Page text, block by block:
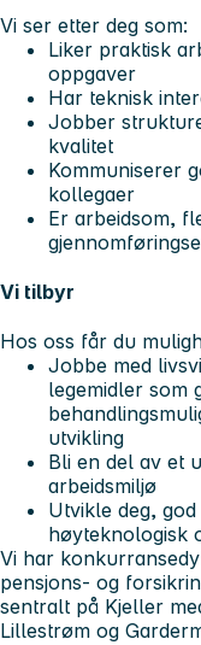
Vi ser etter deg som:
Liker praktisk
oppgaver
Har teknisk
Jobber
kvalitet
Kommuniserer
kollegaer
Er arbeidsom,
Vi tilbyr
Hos oss får du
Jobbe med
legemidler som
utvikling
Bli en del av et
arbeidsmiljø
Utvikle deg,
høyteknologisk
Vi har
pensjons- og
sentralt på Kjeller
Lillestrøm og